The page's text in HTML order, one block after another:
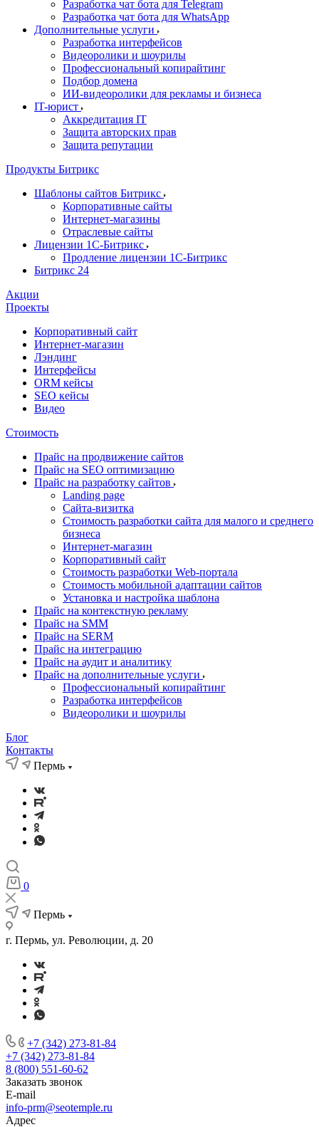
Разработка чат бота для Telegram
Разработка чат бота для WhatsApp
Дополнительные услуги
Разработка интерфейсов
Видеоролики и шоурилы
Профессиональный копирайтинг
Подбор домена
ИИ-видеоролики для рекламы и бизнеса
IT-юрист
Аккредитация IT
Защита авторских прав
Защита репутации
Продукты Битрикс
Шаблоны сайтов Битрикс
Корпоративные сайты
Интернет-магазины
Отраслевые сайты
Лицензии 1С-Битрикс
Продление лицензии 1С-Битрикс
Битрикс 24
Акции
Проекты
Корпоративный сайт
Интернет-магазин
Лэндинг
Интерфейсы
ORM кейсы
SEO кейсы
Видео
Стоимость
Прайс на продвижение сайтов
Прайс на SEO оптимизацию
Прайс на разработку сайтов
Landing page
Cайта-визитка
Стоимость разработки сайта для малого и среднего
бизнеса
Интернет-магазин
Корпоративный сайт
Стоимость разработки Web-портала
Стоимость мобильной адаптации сайтов
Установка и настройка шаблона
Прайс на контекстную рекламу
Прайс на SMM
Прайс на SERM
Прайс на интеграцию
Прайс на аудит и аналитику
Прайс на дополнительные услуги
Профессиональный копирайтинг
Разработка интерфейсов
Видеоролики и шоурилы
Блог
Контакты
Пермь
0
Пермь
г. Пермь, ул. Революции, д. 20
+7 (342) 273-81-84
+7 (342) 273-81-84
8 (800) 551-60-62
Заказать звонок
E-mail
info-prm@seotemple.ru
Адрес